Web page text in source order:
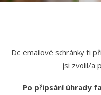
Do emailové schránky ti
jsi zvolil/a
Po připsání úhrady